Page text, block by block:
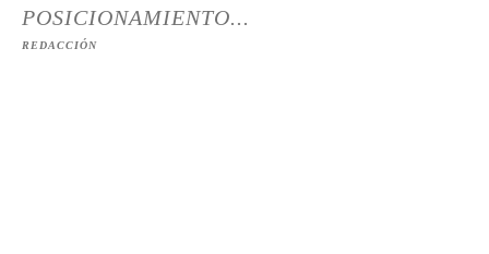
POSICIONAMIENTO...
REDACCIÓN